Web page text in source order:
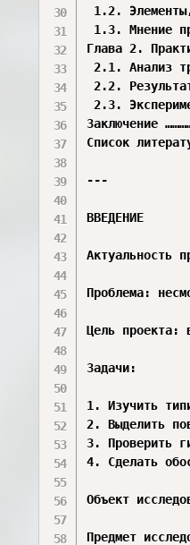
1.2.
1.3. Мнение
Глава 2.
2.1. Анализ
2.2.
2.3.
Заключение
Список
---
ВВЕДЕНИЕ
Актуальность
Проблема:
Цель проекта:
Задачи:
1. Изучить
2. Выделить
3. Проверить
4. Сделать
Объект
Предмет